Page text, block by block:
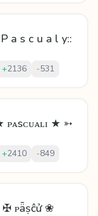
a s c u a l y::
+2136 -531
★ ➳
+2410 -849
✠ ᴘǟṣĉử ❀